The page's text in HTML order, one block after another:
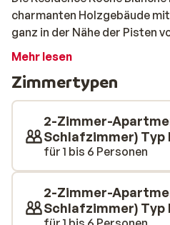
charmanten Holzgebäude
ganz in der Nähe der Pisten
wohnst in einem Studio oder
Privatbesitz ist, erwartet dich
wohnliche Einrichtung. Die
praktisch ausgestattet – mit
Betten und einem
nur 20 Meter vom Zentrum
entfernt, hast du alles in
gelungenen Winterurlaub.
Mehr lesen
Zimmertypen
2-Zimmer-
Schlafzimmer) Typ
für 1 bis 6 Personen
2-Zimmer-
Schlafzimmer) Typ